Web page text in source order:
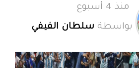
منذ 4 أسبوع
بواسطة سلطان الفيفي